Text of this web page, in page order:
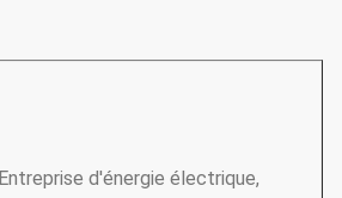
Entreprise d'énergie électrique,